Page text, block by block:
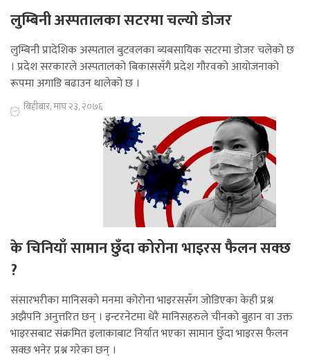
लुम्बिनी अस्पतालका सटरमा चल्यो डोजर
लुम्बिनी प्रादेशिक अस्पताल बुटवलका ब्यबसायिक सटरमा डोजर चलेको छ
। प्रदेश सरकारले अस्पतालको बिकाससँगै प्रदेश गौरवको आयोजनाको
रूपमा अगाडि बढाउन थालेको छ ।
बिहीबार, माघ २३, २०७६
के चिनियाँ सामान छुँदा कोरोना भाइरस फैलन सक्छ
?
संसारभरीका मानिसको मनमा कोरोना भाइरससँग जोडिएका केही प्रश्न
अझैपनि अनुत्तरित छन् । इन्टरनेटमा धेरै मानिसहरुले चीनको बुहान वा उक्त
भाइरसबाट संक्रमित इलाकाबाट निर्यात भएका सामान छुँदा भाइरस फैलन
सक्छ भनेर प्रश्न गरेका छन् ।